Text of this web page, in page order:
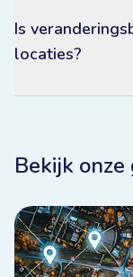
Is
locaties?
Bekijk